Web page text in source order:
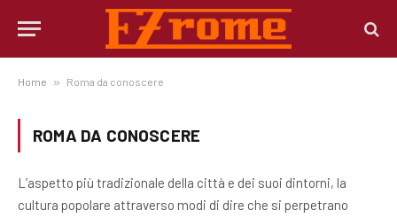
Home » Roma da conoscere
ROMA DA CONOSCERE
L’aspetto più tradizionale della città e dei suoi dintorni, la
cultura popolare attraverso modi di dire che si perpetrano